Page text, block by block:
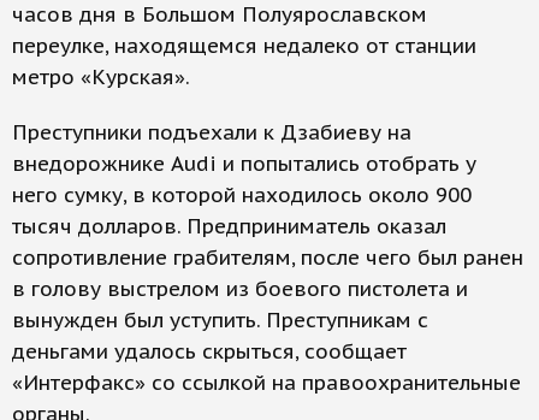
часов дня в Большом Полуярославском
переулке, находящемся недалеко от станции
метро «Курская».
Преступники подъехали к Дзабиеву на
внедорожнике Audi и попытались отобрать у
него сумку, в которой находилось около 900
тысяч долларов. Предприниматель оказал
сопротивление грабителям, после чего был ранен
в голову выстрелом из боевого пистолета и
вынужден был уступить. Преступникам с
деньгами удалось скрыться, сообщает
«Интерфакс» со ссылкой на правоохранительные
органы.